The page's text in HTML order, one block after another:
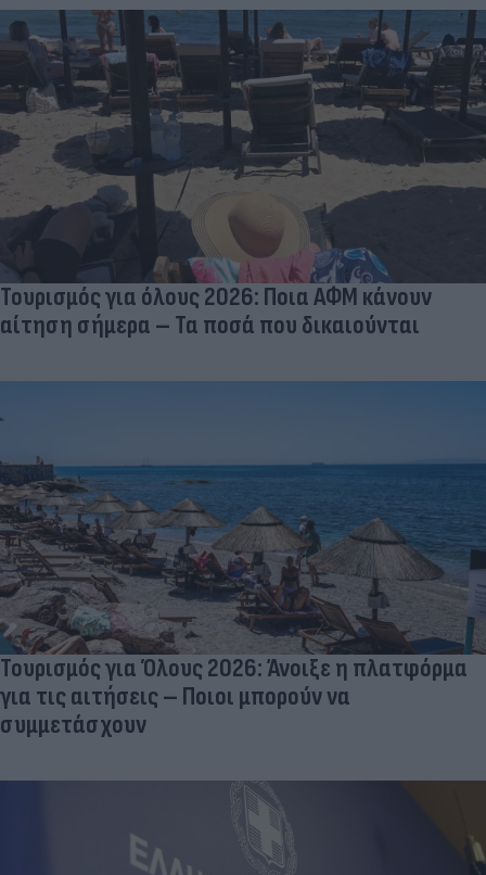
Τουρισμός για όλους 2026: Ποια ΑΦΜ κάνουν
αίτηση σήμερα – Τα ποσά που δικαιούνται
Τουρισμός για Όλους 2026: Άνοιξε η πλατφόρμα
για τις αιτήσεις – Ποιοι μπορούν να
συμμετάσχουν